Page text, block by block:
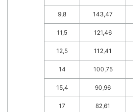
9,8 143,47
11,5 121,46
12,5 112,41
14 100,75
15,4 90,96
17 82,61